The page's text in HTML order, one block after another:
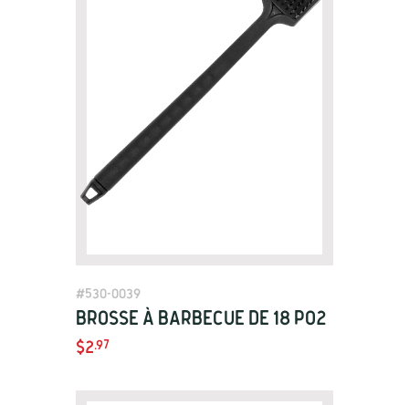
#530-0039
Brosse à barbecue de 18 po2
$2.97